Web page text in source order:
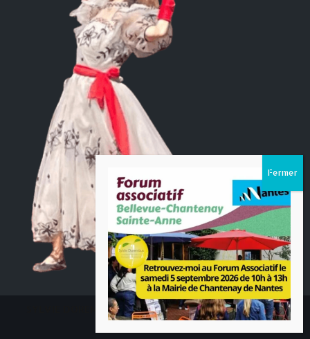
SYLVIE DOREMBUS - TOUS DROITS RÉSERVÉS© 2021-